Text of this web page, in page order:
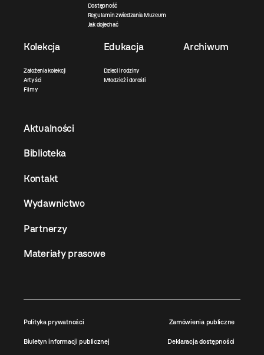
Dostępność
Regulamin zwiedzania Muzeum
Jak dojechać
Kolekcja
Założenia kolekcji
Artyści
Filmy
Edukacja
Dzieci i rodziny
Młodzież i dorośli
Archiwum
Aktualności
Biblioteka
Kontakt
Wydawnictwo
Partnerzy
Materiały prasowe
Polityka prywatności Zamówienia publiczne
Biuletyn informacji publicznej Deklaracja dostępności